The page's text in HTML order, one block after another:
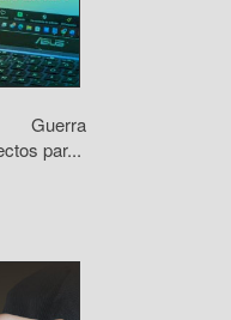
Guerra
par...